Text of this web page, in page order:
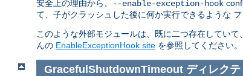
安全上の理由から、 --enable-exception-hook
て、子がクラッシュした後に何か実行できるような フ
このような外部モジュールは、既に二つ存在していて
んの EnableExceptionHook site を参照してください。
GracefulShutdownTimeout ディレクテ